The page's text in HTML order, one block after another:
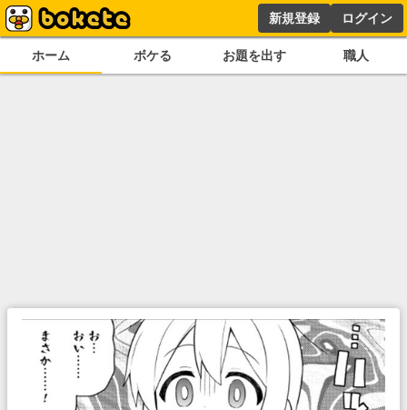
新規登録 ログイン
ホーム ボケる お題を出す 職人